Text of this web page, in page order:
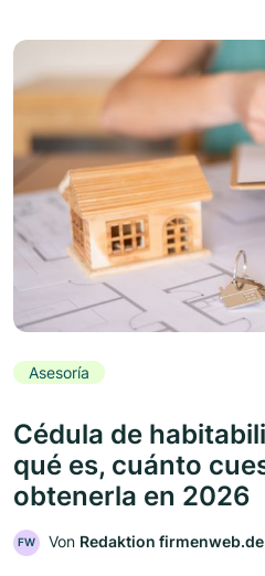
Asesoría
Cédula de
qué es, cuánto
obtenerla en 2026
FW Von Redaktion firmenweb.de